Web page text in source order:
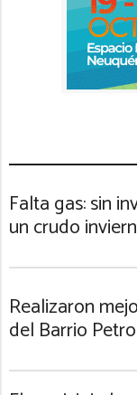
Falta gas: sin
un crudo
Realizaron
del Barrio